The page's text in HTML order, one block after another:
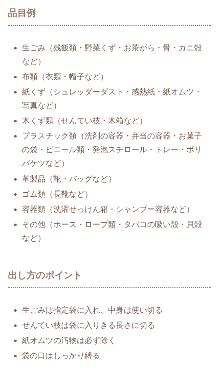
品目例
生ごみ（残飯類・野菜くず・お茶がら・骨・カニ殻
など）
布類（衣類・帽子など）
紙くず（シュレッダーダスト・感熱紙・紙オムツ・
写真など）
木くず類（せんてい枝・木箱など）
プラスチック類（洗剤の容器・弁当の容器・お菓子
の袋・ビニール類・発泡スチロール・トレー・ポリ
バケツなど）
革製品（靴・バッグなど）
ゴム類（長靴など）
容器類（洗濯せっけん箱・シャンプー容器など）
その他（ホース・ロープ類・タバコの吸い殻・貝殻
など）
出し方のポイント
生ごみは指定袋に入れ、中身は使い切る
せんてい枝は袋に入りきる長さに切る
紙オムツの汚物は必ず除く
袋の口はしっかり縛る